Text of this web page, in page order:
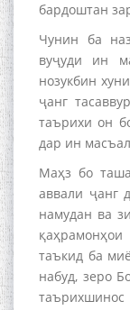
бардоштан
Чунин ба
вуҷуди ин
нозукбин
ҷанг
таърихи он
дар ин
Маҳз бо
аввали ҷанг
намудан ва
таъкид ба
набуд, зеро